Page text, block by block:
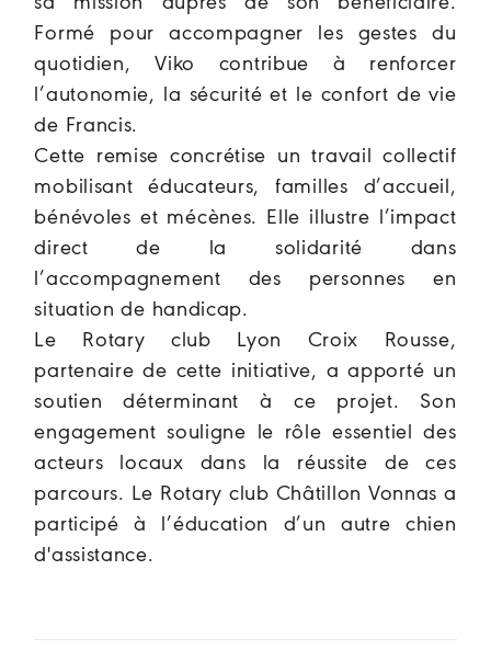
Formé pour accompagner les gestes du
quotidien, Viko contribue à renforcer
l’autonomie, la sécurité et le confort de vie
de Francis.
Cette remise concrétise un travail collectif
mobilisant éducateurs, familles d’accueil,
bénévoles et mécènes. Elle illustre l’impact
direct de la solidarité dans
l’accompagnement des personnes en
situation de handicap.
Le Rotary club Lyon Croix Rousse,
partenaire de cette initiative, a apporté un
soutien déterminant à ce projet. Son
engagement souligne le rôle essentiel des
acteurs locaux dans la réussite de ces
parcours. Le Rotary club Châtillon Vonnas a
participé à l’éducation d’un autre chien
d'assistance.